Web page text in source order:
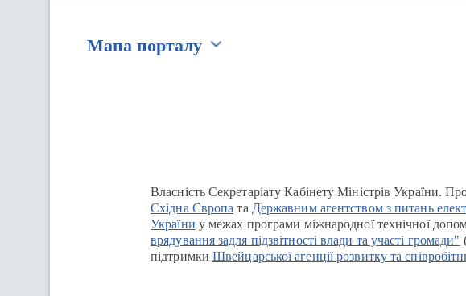
Мапа порталу
Власність Секретаріату Кабінету Міністрів України.
Східна Європа та Державним агентством з питань
України у межах програми міжнародної технічної
врядування задля підзвітності влади та участі громади"
підтримки Швейцарської агенції розвитку та